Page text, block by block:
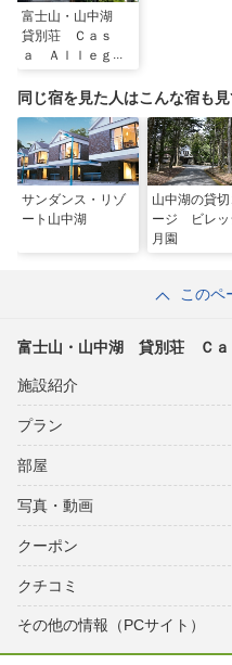
富士山・山中湖
貸別荘 Ｃａｓ
ａ Ａｌｌｅｇｒ
同じ宿を見た人はこんな宿も
サンダンス・リゾ
ート山中湖
山中湖の貸切
ージ ビレッ
月園
このペ
富士山・山中湖 貸別荘 Ｃａ
施設紹介
プラン
部屋
写真・動画
クーポン
クチコミ
その他の情報（PCサイト）